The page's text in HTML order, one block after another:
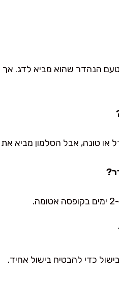
הנהדר שהוא מביא לדג.
או טונה, אבל הסלמון מביא
כדי להבטיח בישול אחיד.